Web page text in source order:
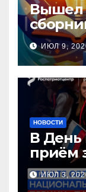
Вышел
ИЮЛ 9,
НОВОСТИ
В День
приём
ИЮЛ 3,